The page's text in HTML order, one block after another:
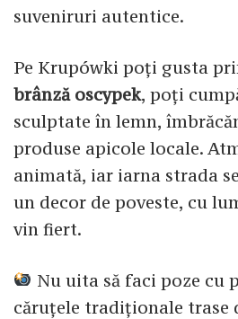
suveniruri autentice.
Pe Krupówki poți gusta
brânză oscypek, poți
sculptate în lemn,
produse apicole locale.
animată, iar iarna strada
un decor de poveste, cu
vin fiert.
Nu uita să faci poze cu
căruțele tradiționale trase